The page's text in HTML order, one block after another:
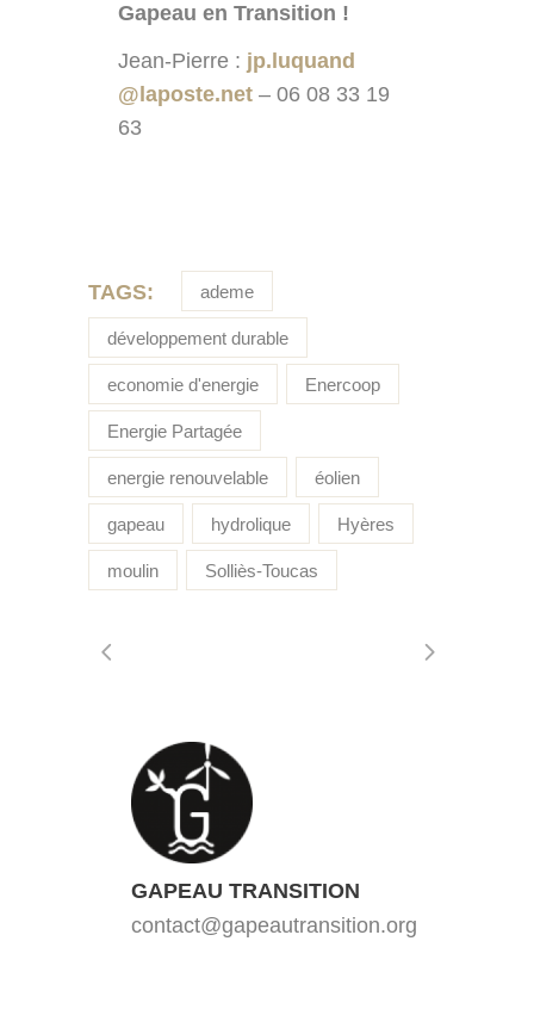
Gapeau en Transition !
Jean-Pierre : jp.luquand
@laposte.net – 06 08 33 19
63
TAGS: ademe
développement durable
economie d'energie Enercoop
Energie Partagée
energie renouvelable éolien
gapeau hydrolique Hyères
moulin Solliès-Toucas
GAPEAU TRANSITION
contact@gapeautransition.org